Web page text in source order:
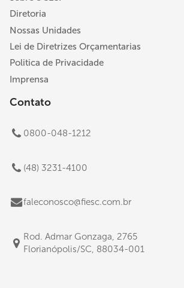
Diretoria
Nossas Unidades
Lei de Diretrizes Orçamentarias
Politica de Privacidade
Imprensa
Contato
0800-048-1212
(48) 3231-4100
faleconosco@fiesc.com.br
Rod. Admar Gonzaga, 2765
Florianópolis/SC, 88034-001